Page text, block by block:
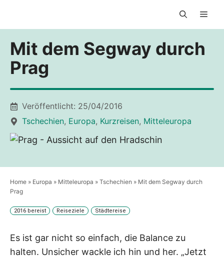
Mit dem Segway durch
Prag
Veröffentlicht: 25/04/2016
Tschechien, Europa, Kurzreisen, Mitteleuropa
Home » Europa » Mitteleuropa » Tschechien » Mit dem Segway durch
Prag
2016 bereist Reiseziele Städtereise
Es ist gar nicht so einfach, die Balance zu
halten. Unsicher wackle ich hin und her. „Jetzt